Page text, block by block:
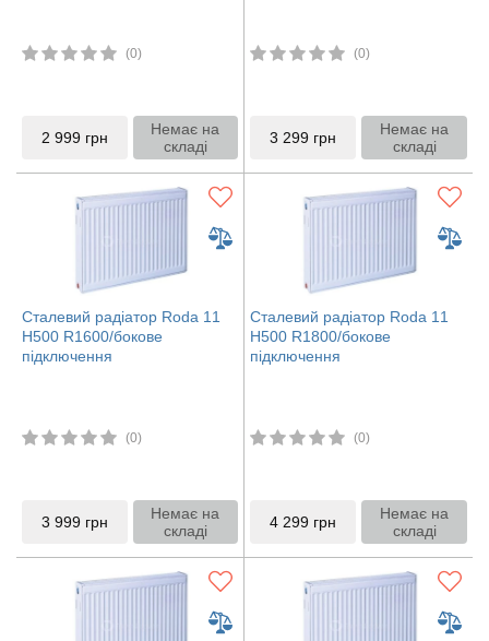
(0)
2 999 грн
Немає на
складі
(0)
3 299 грн
Немає на
складі
Сталевий радіатор Roda 11
H500 R1600/бокове
підключення
(0)
3 999 грн
Немає на
складі
Сталевий радіатор Roda 11
H500 R1800/бокове
підключення
(0)
4 299 грн
Немає на
складі